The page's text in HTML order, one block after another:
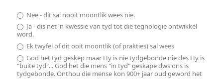
Nee - dit sal nooit moontlik wees nie.
Ja - dis net 'n kwessie van tyd tot die tegnologie ontwikkel
word.
Ek twyfel of dit ooit moontlik (of prakties) sal wees
God het tyd geskep maar Hy is nie tydgebonde nie des Hy is
"buite tyd"... God het die mens "in tyd" geskape dws ons is
tydgebonde. Onthou die mense kon 900+ jaar oud geword het